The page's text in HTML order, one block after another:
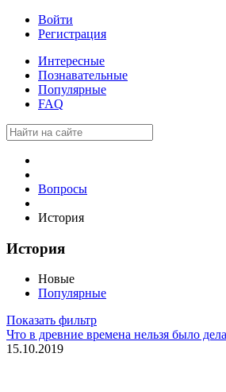
Войти
Регистрация
Интересные
Познавательные
Популярные
FAQ
Вопросы
История
История
Новые
Популярные
Показать фильтр
Что в древние времена нельзя было
15.10.2019